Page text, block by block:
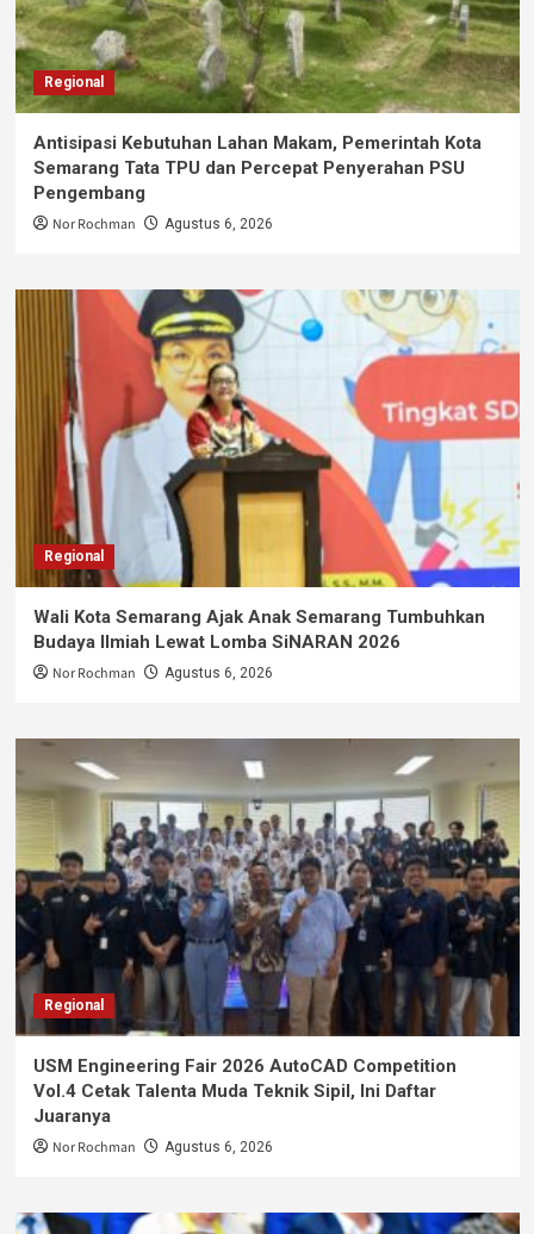
Regional
Antisipasi Kebutuhan Lahan Makam, Pemerintah Kota
Semarang Tata TPU dan Percepat Penyerahan PSU
Pengembang
Nor Rochman Agustus 6, 2026
Regional
Wali Kota Semarang Ajak Anak Semarang Tumbuhkan
Budaya Ilmiah Lewat Lomba SiNARAN 2026
Nor Rochman Agustus 6, 2026
Regional
USM Engineering Fair 2026 AutoCAD Competition
Vol.4 Cetak Talenta Muda Teknik Sipil, Ini Daftar
Juaranya
Nor Rochman Agustus 6, 2026